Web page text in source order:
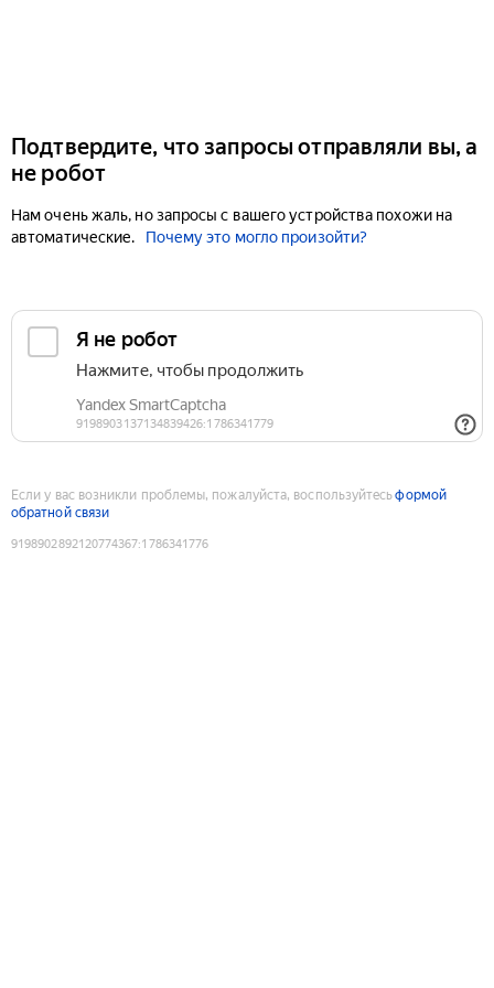
Подтвердите, что запросы отправляли вы, а
не робот
Нам очень жаль, но запросы с вашего устройства похожи на
автоматические.
Почему это могло произойти?
Если у вас возникли проблемы, пожалуйста, воспользуйтесьформой
обратной связи
9198902892120774367:1786341776